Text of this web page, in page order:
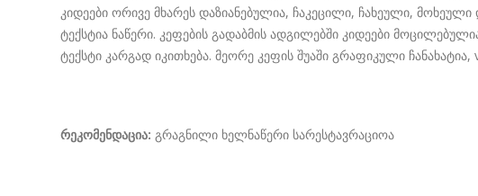
კიდეები ორივე მხარეს დაზიანებულია, ჩაკეცილი, ჩახეული,
ტექსტია ნაწერი. კეფების გადაბმის ადგილებში კიდეები
ტექსტი კარგად იკითხება. მეორე კეფის შუაში გრაფიკული
რეკომენდაცია: გრაგნილი ხელნაწერი სარესტავრაციოა